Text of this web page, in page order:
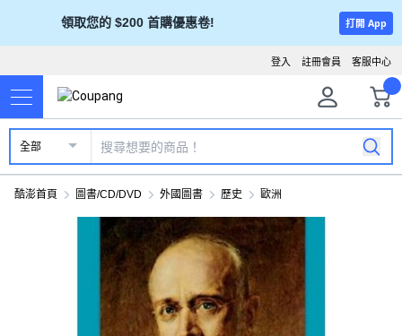
領取您的 $200 首購優惠卷! 打開 App
客服中心
註冊會員
登入
全部
酷澎首頁 圖書/CD/DVD 外國圖書 歷史 歐洲